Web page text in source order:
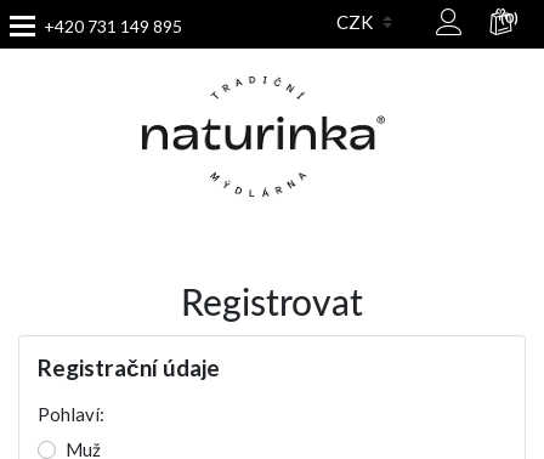
+420 731 149 895 (0)
Registrovat
Registrační údaje
Pohlaví:
Muž